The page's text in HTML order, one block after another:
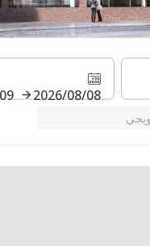
08‏/08‏/2026
09‏/08‏/2026